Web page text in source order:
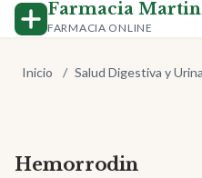
Farmacia
FARMACIA ONLINE
Inicio / Salud Digestiva y
-50%
Hemorrodin